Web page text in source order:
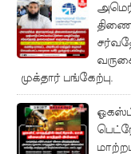
முக்தார் பங்கேற்பு.
ஓகஸ்ட்